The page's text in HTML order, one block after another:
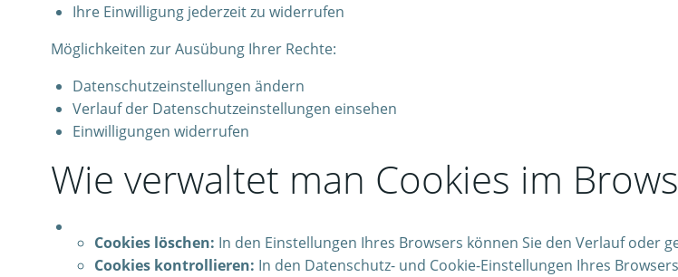
Ihre Einwilligung jederzeit zu widerrufen
Möglichkeiten zur Ausübung Ihrer Rechte:
Datenschutzeinstellungen ändern
Verlauf der Datenschutzeinstellungen einsehen
Einwilligungen widerrufen
Wie verwaltet man Cookies im
Cookies löschen: In den Einstellungen Ihres Browsers können Sie den Verlauf oder
Cookies kontrollieren: In den Datenschutz- und Cookie-Einstellungen Ihres